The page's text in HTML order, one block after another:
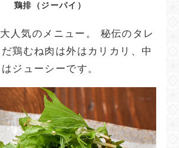
鶏排（ジーパイ）
人気のメニュー。 秘伝のタレ
鶏むね肉は外はカリカリ、中
はジューシーです。